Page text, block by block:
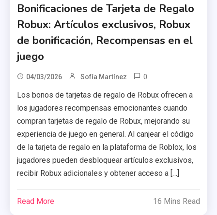
Bonificaciones de Tarjeta de Regalo
Robux: Artículos exclusivos, Robux
de bonificación, Recompensas en el
juego
04/03/2026 Sofía Martínez 0
Los bonos de tarjetas de regalo de Robux ofrecen a
los jugadores recompensas emocionantes cuando
compran tarjetas de regalo de Robux, mejorando su
experiencia de juego en general. Al canjear el código
de la tarjeta de regalo en la plataforma de Roblox, los
jugadores pueden desbloquear artículos exclusivos,
recibir Robux adicionales y obtener acceso a […]
Read More 16 Mins Read